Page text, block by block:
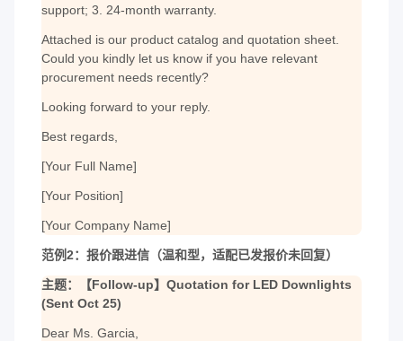
support; 3. 24-month warranty.
Attached is our product catalog and quotation sheet.
Could you kindly let us know if you have relevant
procurement needs recently?
Looking forward to your reply.
Best regards,
[Your Full Name]
[Your Position]
[Your Company Name]
范例2：报价跟进信（温和型，适配已发报价未回复）
主题：【Follow-up】Quotation for LED Downlights
(Sent Oct 25)
Dear Ms. Garcia,